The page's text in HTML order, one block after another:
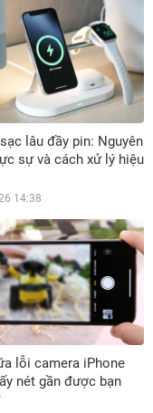
lâu đầy pin: Nguyên
sự và cách xử lý hiệu
14:38
lỗi camera iPhone
nét gần được bạn